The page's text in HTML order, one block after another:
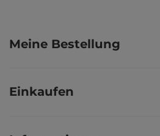
Meine Bestellung
Einkaufen